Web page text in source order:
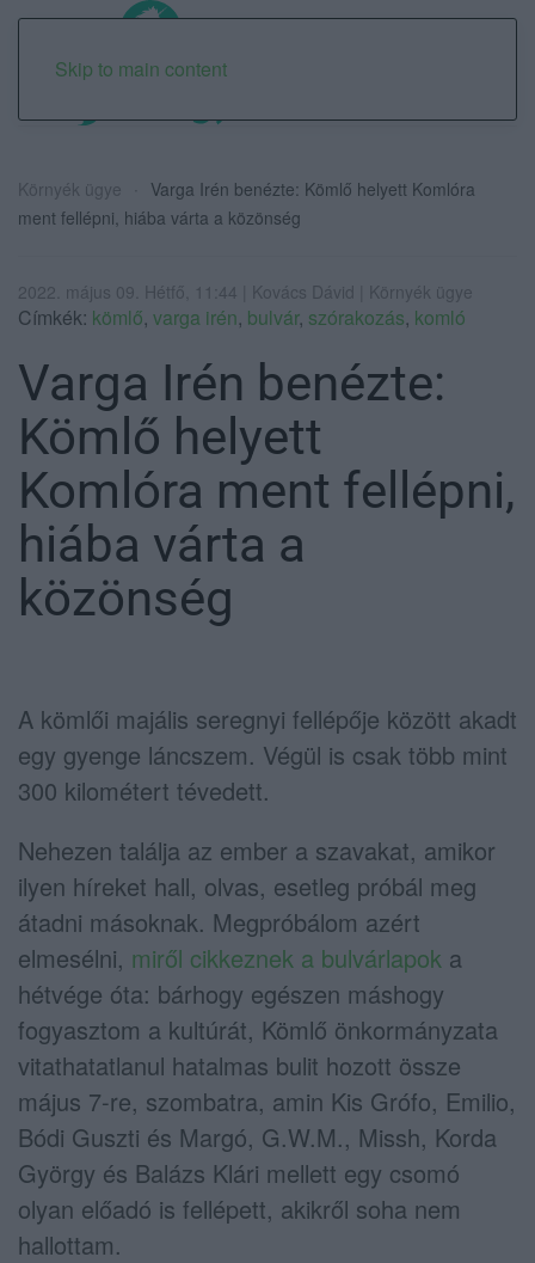
Skip to main content
Környék ügye
Varga Irén benézte: Kömlő helyett Komlóra
ment fellépni, hiába várta a közönség
2022. május 09. Hétfő, 11:44 | Kovács Dávid | Környék ügye
Címkék: kömlő, varga irén, bulvár, szórakozás, komló
Varga Irén benézte:
Kömlő helyett
Komlóra ment fellépni,
hiába várta a
közönség
A kömlői majális seregnyi fellépője között akadt
egy gyenge láncszem. Végül is csak több mint
300 kilométert tévedett.
Nehezen találja az ember a szavakat, amikor
ilyen híreket hall, olvas, esetleg próbál meg
átadni másoknak. Megpróbálom azért
elmesélni, miről cikkeznek a bulvárlapok a
hétvége óta: bárhogy egészen máshogy
fogyasztom a kultúrát, Kömlő önkormányzata
vitathatatlanul hatalmas bulit hozott össze
május 7-re, szombatra, amin Kis Grófo, Emilio,
Bódi Guszti és Margó, G.W.M., Missh, Korda
György és Balázs Klári mellett egy csomó
olyan előadó is fellépett, akikről soha nem
hallottam.